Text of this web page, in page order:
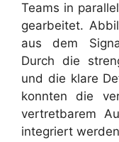
Teams in
gearbeitet.
aus dem
Durch die
und die klare
konnten die
vertretbarem
integriert